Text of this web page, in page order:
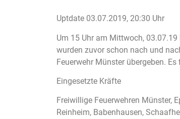
Uptdate 03.07.2019, 20:30 Uhr
Um 15 Uhr am Mittwoch,
wurden zuvor schon nach und
Feuerwehr Münster übergeben.
Eingesetzte Kräfte
Freiwillige Feuerwehren Münster,
Reinheim, Babenhausen,